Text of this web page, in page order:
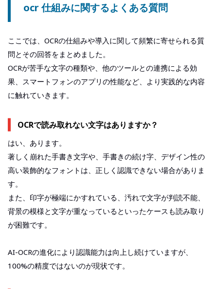
ocr 仕組みに関するよくある質問
ここでは、OCRの仕組みや導入に関して頻繁に寄せられる質
問とその回答をまとめました。
OCRが苦手な文字の種類や、他のツールとの連携による効
果、スマートフォンのアプリの性能など、より実践的な内容
に触れていきます。
OCRで読み取れない文字はありますか？
はい、あります。
著しく崩れた手書き文字や、手書きの続け字、デザイン性の
高い装飾的なフォントは、正しく認識できない場合がありま
す。
また、印字が極端にかすれている、汚れで文字が判読不能、
背景の模様と文字が重なっているといったケースも読み取り
が困難です。
AI-OCRの進化により認識能力は向上し続けていますが、
100%の精度ではないのが現状です。